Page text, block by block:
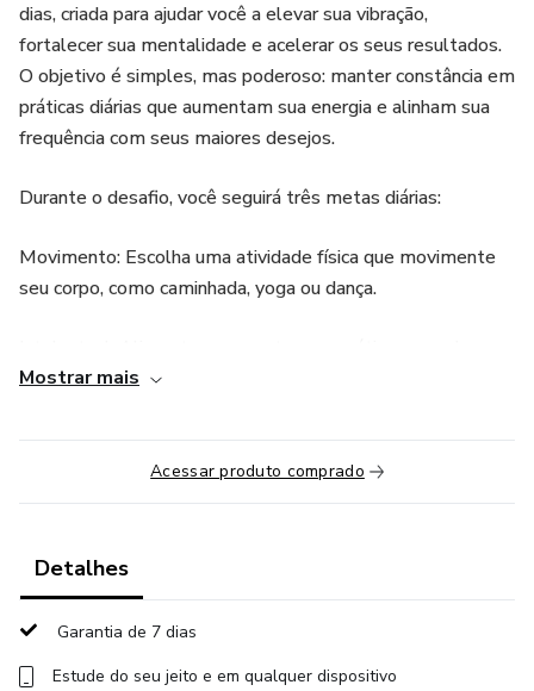
dias, criada para ajudar você a elevar sua vibração,
fortalecer sua mentalidade e acelerar os seus resultados.
O objetivo é simples, mas poderoso: manter constância em
práticas diárias que aumentam sua energia e alinham sua
frequência com seus maiores desejos.
Durante o desafio, você seguirá três metas diárias:
Movimento: Escolha uma atividade física que movimente
seu corpo, como caminhada, yoga ou dança.
sua vibração, como leitura, journaling ou vídeos inspiradores.
Conexão: Aplique uma prática energética para alinhar sua
vibração, com técnicas que variam de meditação a
visualização criativa.
Este desafio é um convite para sair do automático, criar
novos hábitos e transformar sua vibração, alinhando sua
energia com a vida plena que você merece viver. 🚀
Mostrar mais
Acessar produto comprado
Detalhes
Garantia de 7 dias
Estude do seu jeito e em qualquer dispositivo